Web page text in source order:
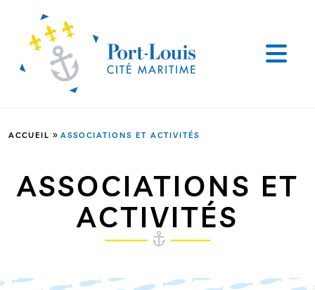
ACCUEIL » ASSOCIATIONS ET ACTIVITÉS
ASSOCIATIONS ET
ACTIVITÉS